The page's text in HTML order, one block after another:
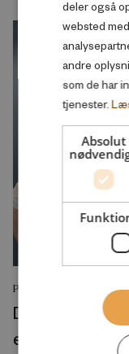
PODCAST
Den blinde
deler også
websted
andre
som de har
tjenester.
Absolut